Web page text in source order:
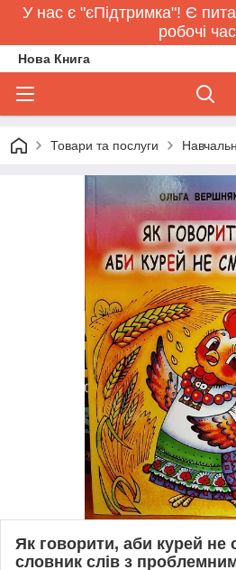
У нас є "єПідтримка"! Є
робочі
Нова Книга
Товари та послуги
Як говорити, аби курей не
словник слів з